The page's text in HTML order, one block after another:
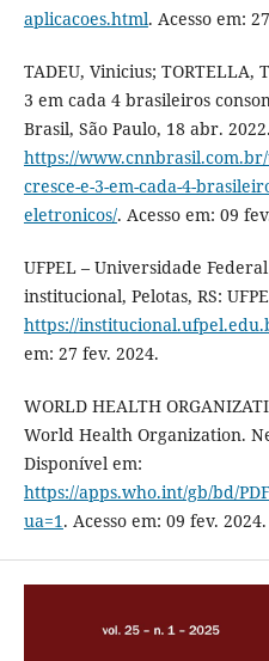
aplicacoes.html. Acesso em:
TADEU, Vinicius; TORTELLA,
3 em cada 4 brasileiros
Brasil, São Paulo, 18 abr.
https://
cresce-e-3-em-cada-4-
eletronicos/. Acesso em: 09
UFPEL – Universidade
institucional, Pelotas, RS:
https://
em: 27 fev. 2024.
WORLD HEALTH
World Health Organization.
Disponível em:
https://apps.who.int/gb/bd/
ua=1. Acesso em: 09 fev. 2024.